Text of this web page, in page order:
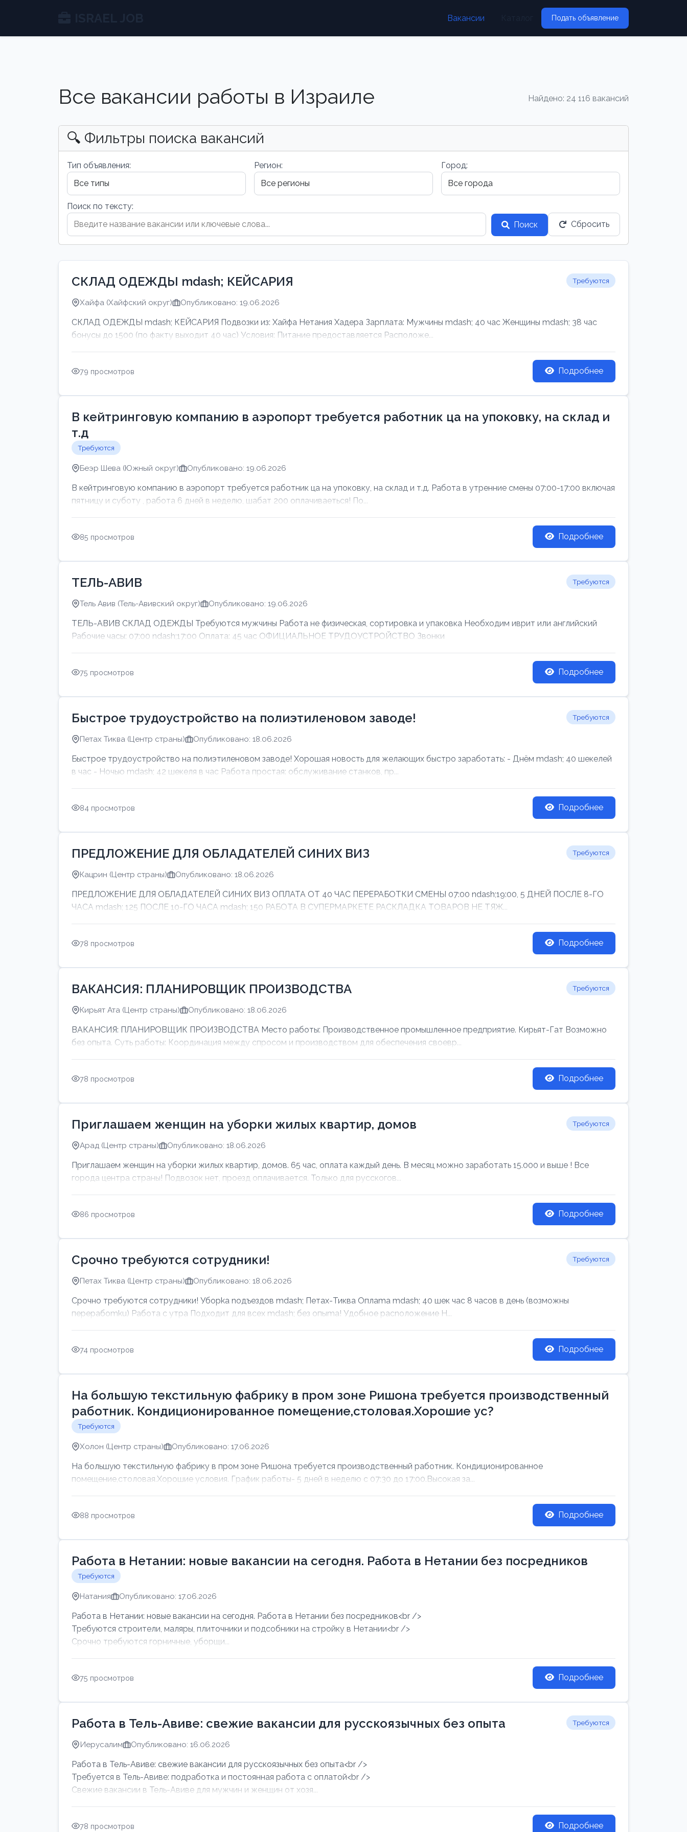
Вакансии Подать объявление
Все вакансии работы в Израиле Найдено: 24 116 вакансий
🔍 Фильтры поиска вакансий
Тип объявления: Регион: Город:
Поиск по тексту:
Поиск
Сбросить
СКЛАД ОДЕЖДЫ mdash; КЕЙСАРИЯ Требуются
Хайфа (Хайфский округ) Опубликовано: 19.06.2026
СКЛАД ОДЕЖДЫ mdash; КЕЙСАРИЯ Подвозки из: Хайфа Нетания Хадера Зарплата: Мужчины mdash; 40 час Женщины mdash; 38 час
бонусы до 1500 (по факту выходит 40 час) Условия: Питание предоставляется Расположе...
79 просмотров Подробнее
В кейтринговую компанию в аэропорт требуется работник ца на упоковку, на склад и
т.д
Требуются
Беэр Шева (Южный округ) Опубликовано: 19.06.2026
В кейтринговую компанию в аэропорт требуется работник ца на упоковку, на склад и т.д. Работа в утренние смены 07:00-17:00 включая
пятницу и суботу , работа 6 дней в неделю, шабат 200 оплачиваеться! По...
85 просмотров Подробнее
ТЕЛЬ-АВИВ Требуются
Тель Авив (Тель-Авивский округ) Опубликовано: 19.06.2026
ТЕЛЬ-АВИВ СКЛАД ОДЕЖДЫ Требуются мужчины Работа не физическая, сортировка и упаковка Необходим иврит или английский
Рабочие часы: 07:00 ndash;17:00 Оплата: 45 час ОФИЦИАЛЬНОЕ ТРУДОУСТРОЙСТВО Звонки
75 просмотров Подробнее
Быстрое трудоустройство на полиэтиленовом заводе! Требуются
Петах Тиква (Центр страны) Опубликовано: 18.06.2026
Быстрое трудоустройство на полиэтиленовом заводе! Хорошая новость для желающих быстро заработать: - Днём mdash; 40 шекелей
в час - Ночью mdash; 42 шекеля в час Работа простая: обслуживание станков, пр...
84 просмотров Подробнее
ПРЕДЛОЖЕНИЕ ДЛЯ ОБЛАДАТЕЛЕЙ СИНИХ ВИЗ Требуются
Кацрин (Центр страны) Опубликовано: 18.06.2026
ПРЕДЛОЖЕНИЕ ДЛЯ ОБЛАДАТЕЛЕЙ СИНИХ ВИЗ ОПЛАТА ОТ 40 ЧАС ПЕРЕРАБОТКИ СМЕНЫ 07:00 ndash;19:00, 5 ДНЕЙ ПОСЛЕ 8-ГО
ЧАСА mdash; 125 ПОСЛЕ 10-ГО ЧАСА mdash; 150 РАБОТА В СУПЕРМАРКЕТЕ РАСКЛАДКА ТОВАРОВ НЕ ТЯЖ...
78 просмотров Подробнее
ВАКАНСИЯ: ПЛАНИРОВЩИК ПРОИЗВОДСТВА Требуются
Кирьят Ата (Центр страны) Опубликовано: 18.06.2026
ВАКАНСИЯ: ПЛАНИРОВЩИК ПРОИЗВОДСТВА Место работы: Производственное промышленное предприятие. Кирьят-Гат Возможно
без опыта. Суть работы: Координация между спросом и производством для обеспечения своевр...
78 просмотров Подробнее
Приглашаем женщин на уборки жилых квартир, домов Требуются
Арад (Центр страны) Опубликовано: 18.06.2026
Приглашаем женщин на уборки жилых квартир, домов. 65 час, оплата каждый день. В месяц можно заработать 15.000 и выше ! Все
города центра страны! Подвозок нет, проезд оплачивается. Только для русскогов...
86 просмотров Подробнее
Срочно требуются сотрудники! Требуются
Петах Тиква (Центр страны) Опубликовано: 18.06.2026
Срочно требуются сотрудники! Убоpkа noдъездов mdash; Петах-Тиква Оплаma mdash; 40 шек час 8 часов в день (возможны
перерабоmku) Работа с утpa Подходит для всех mdash; без опыma! Удобное раcnoложение Н...
74 просмотров Подробнее
На большую текстильную фабрику в пром зоне Ришона требуется производственный
работник. Кондиционированное помещение,столовая.Хорошие ус?
Требуются
Холон (Центр страны) Опубликовано: 17.06.2026
На большую текстильную фабрику в пром зоне Ришона требуется производственный работник. Кондиционированное
помещение,столовая.Хорошие условия. График работы- 5 дней в неделю с 07:30 до 17:00.Высокая за...
88 просмотров Подробнее
Работа в Нетании: новые вакансии на сегодня. Работа в Нетании без посредников
Требуются
Натания Опубликовано: 17.06.2026
Работа в Нетании: новые вакансии на сегодня. Работа в Нетании без посредников<br />
Требуются строители, маляры, плиточники и подсобники на стройку в Нетании<br />
Срочно требуются горничные, уборщи...
75 просмотров Подробнее
Работа в Тель-Авиве: свежие вакансии для русскоязычных без опыта Требуются
Иерусалим Опубликовано: 16.06.2026
Работа в Тель-Авиве: свежие вакансии для русскоязычных без опыта<br />
Требуется в Тель-Авиве: подработка и постоянная работа с оплатой<br />
Свежие вакансии в Тель-Авиве для мужчин и женщин от хозя...
78 просмотров Подробнее